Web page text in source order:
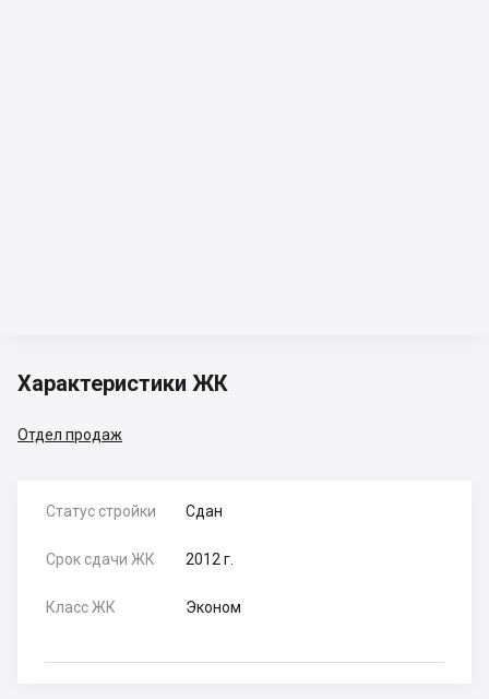
Характеристики ЖК
Отдел продаж
Статус стройки Сдан
Срок сдачи ЖК 2012 г.
Класс ЖК Эконом